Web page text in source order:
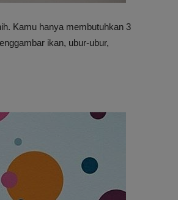
Kamu hanya membutuhkan 3
ikan, ubur-ubur,